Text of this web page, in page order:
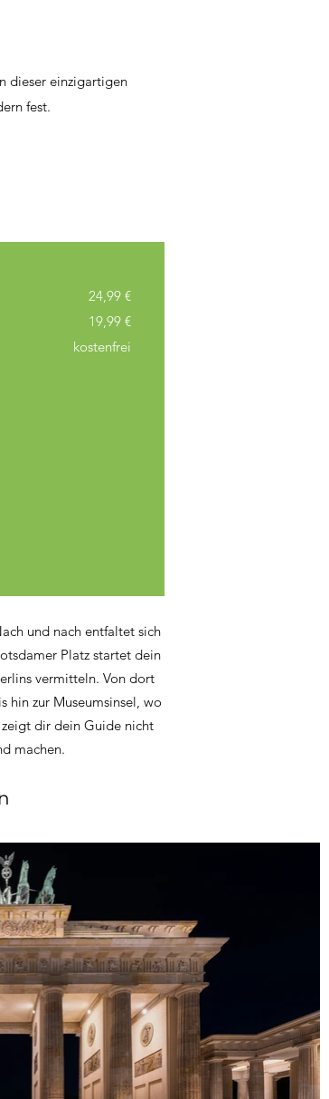
dieser einzigartigen
fest.
24,99 €
19,99 €
kostenfrei
und nach entfaltet sich
Platz startet dein
vermitteln. Von dort
hin zur Museumsinsel, wo
zeigt dir dein Guide nicht
machen.